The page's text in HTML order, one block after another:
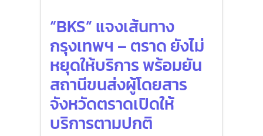
“BKS” แจงเส้นทาง
กรุงเทพฯ – ตราด ยังไม่
หยุดให้บริการ พร้อมยัน
สถานีขนส่งผู้โดยสาร
จังหวัดตราดเปิดให้
บริการตามปกติ